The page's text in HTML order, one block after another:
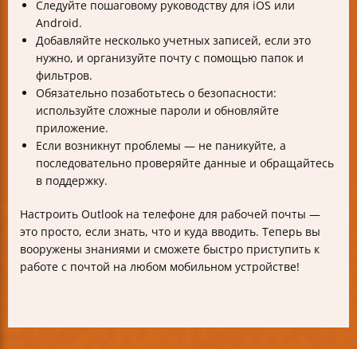
Следуйте пошаговому руководству для iOS или
Android.
Добавляйте несколько учетных записей, если это
нужно, и организуйте почту с помощью папок и
фильтров.
Обязательно позаботьтесь о безопасности:
используйте сложные пароли и обновляйте
приложение.
Если возникнут проблемы — не паникуйте, а
последовательно проверяйте данные и обращайтесь
в поддержку.
Настроить Outlook на телефоне для рабочей почты —
это просто, если знать, что и куда вводить. Теперь вы
вооружены знаниями и сможете быстро приступить к
работе с почтой на любом мобильном устройстве!